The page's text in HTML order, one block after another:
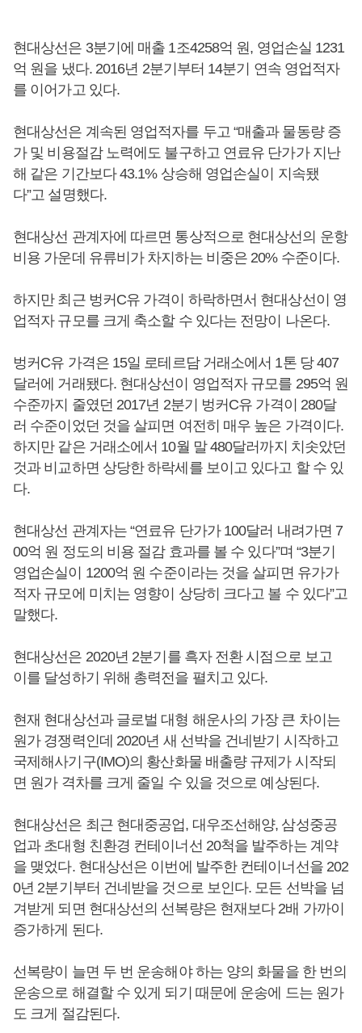
현대상선은 3분기에 매출 1조4258억 원, 영업손실 1231
억 원을 냈다. 2016년 2분기부터 14분기 연속 영업적자
를 이어가고 있다.
현대상선은 계속된 영업적자를 두고 “매출과 물동량 증
가 및 비용절감 노력에도 불구하고 연료유 단가가 지난
해 같은 기간보다 43.1% 상승해 영업손실이 지속됐
다”고 설명했다.
현대상선 관계자에 따르면 통상적으로 현대상선의 운항
비용 가운데 유류비가 차지하는 비중은 20% 수준이다.
하지만 최근 벙커C유 가격이 하락하면서 현대상선이 영
업적자 규모를 크게 축소할 수 있다는 전망이 나온다.
벙커C유 가격은 15일 로테르담 거래소에서 1톤 당 407
달러에 거래됐다. 현대상선이 영업적자 규모를 295억 원
수준까지 줄였던 2017년 2분기 벙커C유 가격이 280달
러 수준이었던 것을 살피면 여전히 매우 높은 가격이다.
하지만 같은 거래소에서 10월 말 480달러까지 치솟았던
것과 비교하면 상당한 하락세를 보이고 있다고 할 수 있
다.
현대상선 관계자는 “연료유 단가가 100달러 내려가면 7
00억 원 정도의 비용 절감 효과를 볼 수 있다”며 “3분기
영업손실이 1200억 원 수준이라는 것을 살피면 유가가
적자 규모에 미치는 영향이 상당히 크다고 볼 수 있다”고
말했다.
현대상선은 2020년 2분기를 흑자 전환 시점으로 보고
이를 달성하기 위해 총력전을 펼치고 있다.
현재 현대상선과 글로벌 대형 해운사의 가장 큰 차이는
원가 경쟁력인데 2020년 새 선박을 건네받기 시작하고
국제해사기구(IMO)의 황산화물 배출량 규제가 시작되
면 원가 격차를 크게 줄일 수 있을 것으로 예상된다.
현대상선은 최근 현대중공업, 대우조선해양, 삼성중공
업과 초대형 친환경 컨테이너선 20척을 발주하는 계약
을 맺었다. 현대상선은 이번에 발주한 컨테이너선을 202
0년 2분기부터 건네받을 것으로 보인다. 모든 선박을 넘
겨받게 되면 현대상선의 선복량은 현재보다 2배 가까이
증가하게 된다.
선복량이 늘면 두 번 운송해야 하는 양의 화물을 한 번의
운송으로 해결할 수 있게 되기 때문에 운송에 드는 원가
도 크게 절감된다.